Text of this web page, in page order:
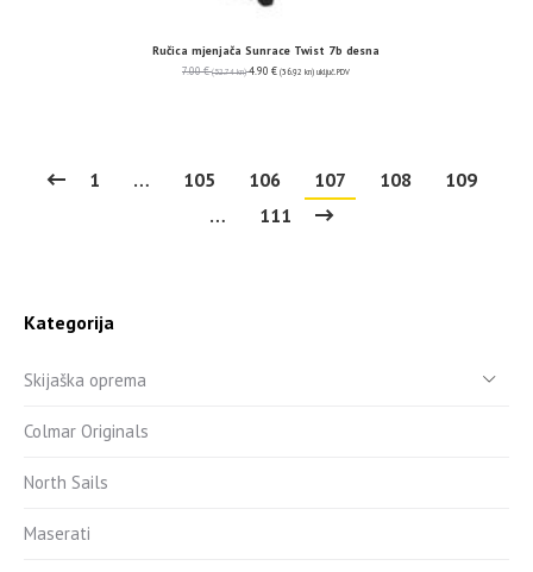
Ručica mjenjača Sunrace Twist 7b desna
7.00€ (52.74 kn) 4.90 € (36.92 kn) uključ. PDV
1 … 105 106 107 108
109
…
111
Kategorija
Skijaška oprema
Colmar Originals
North Sails
Maserati